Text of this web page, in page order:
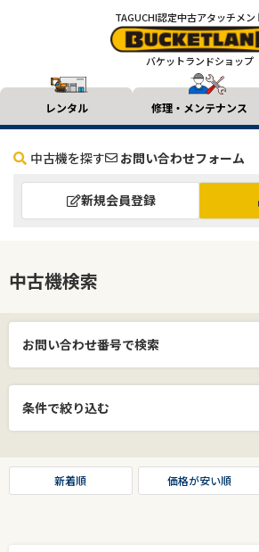
TAGUCHI認定中古アタッチメン
バケットランドショップ
レンタル 修理・メンテナンス
中古機を探す お問い合わせフォーム
新規会員登録
中古機検索
お問い合わせ番号で検索
条件で絞り込む
新着順 価格が安い順